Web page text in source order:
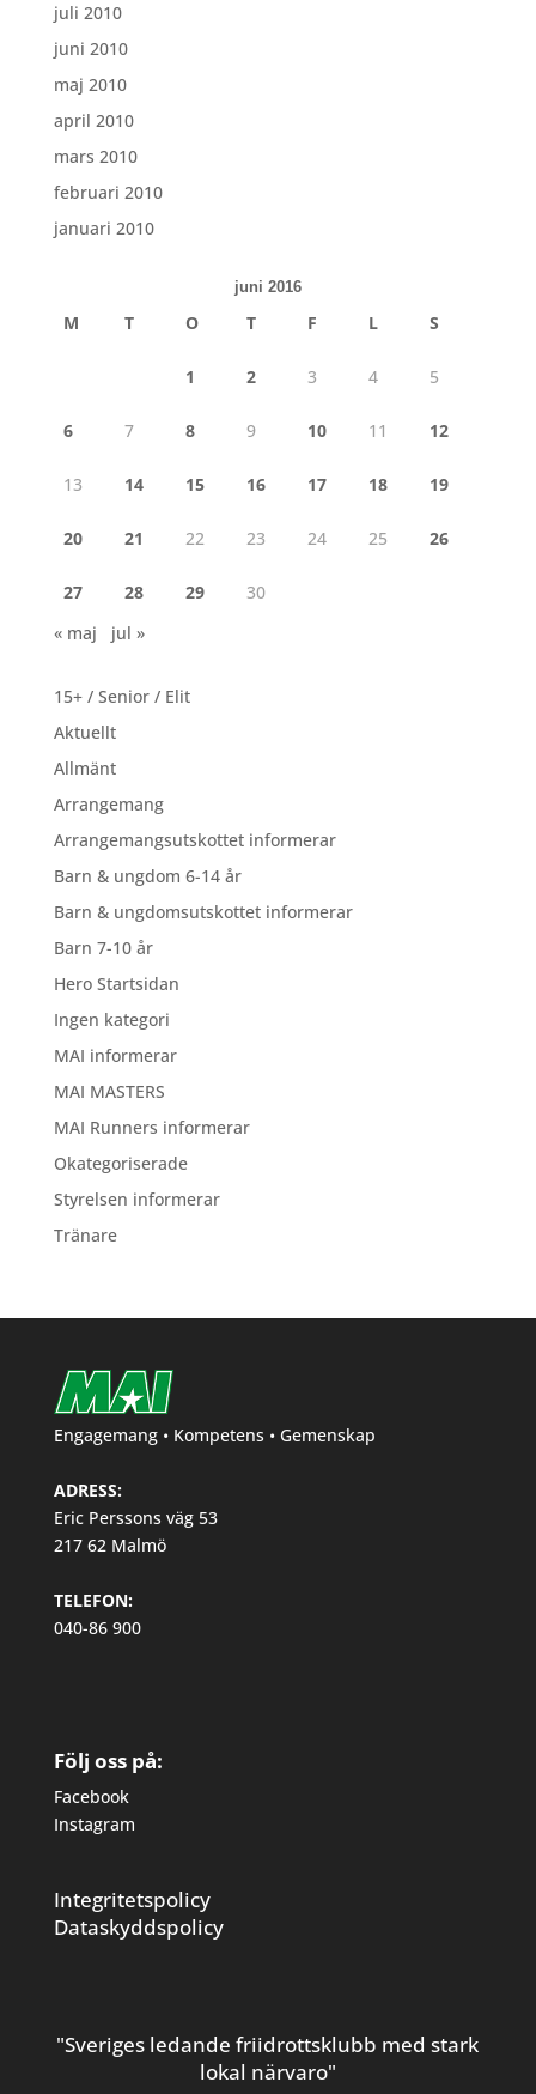
juli 2010
juni 2010
maj 2010
april 2010
mars 2010
februari 2010
januari 2010
juni 2016
M T O T F L S
1 2 3 4 5
6 7 8 9 10 11 12
13 14 15 16 17 18 19
20 21 22 23 24 25 26
27 28 29
30
« maj
jul »
15+ / Senior / Elit
Aktuellt
Allmänt
Arrangemang
Arrangemangsutskottet informerar
Barn & ungdom 6-14 år
Barn & ungdomsutskottet informerar
Barn 7-10 år
Hero Startsidan
Ingen kategori
MAI informerar
MAI MASTERS
MAI Runners informerar
Okategoriserade
Styrelsen informerar
Tränare
Engagemang • Kompetens • Gemenskap
ADRESS:
Eric Perssons väg 53
217 62 Malmö
TELEFON:
040-86 900
Följ oss på:
Facebook
Instagram
Integritetspolicy
Dataskyddspolicy
"Sveriges ledande friidrottsklubb med stark
lokal närvaro"